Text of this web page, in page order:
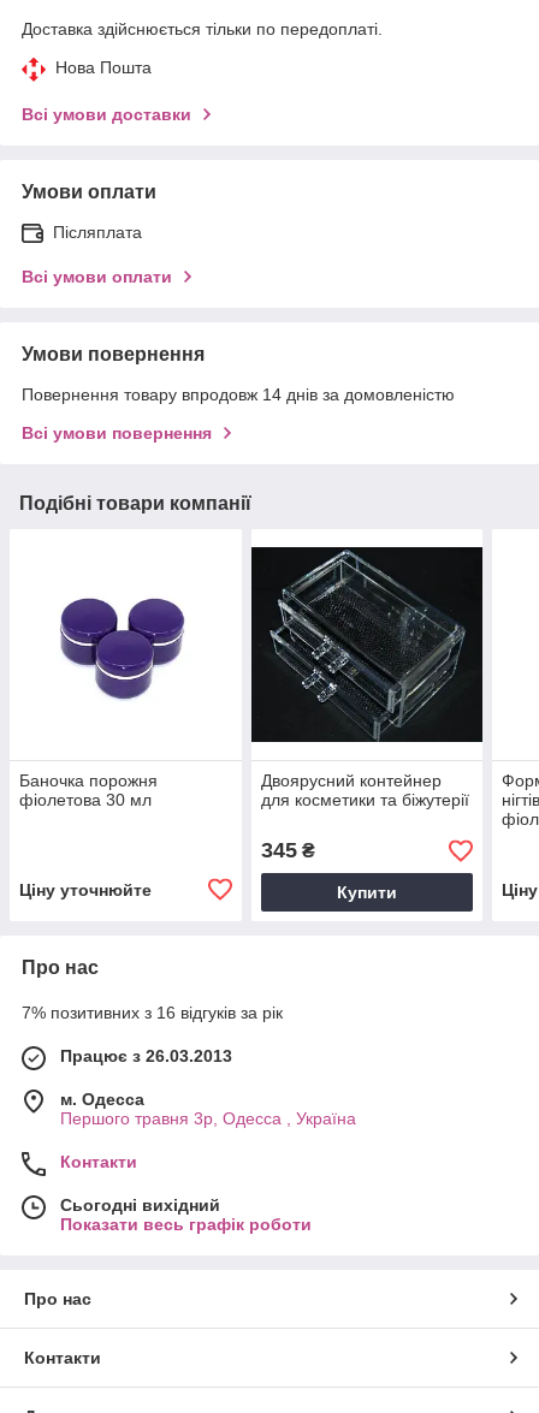
Доставка здійснюється тільки по передоплаті.
Нова Пошта
Всі умови доставки
Умови оплати
Післяплата
Всі умови оплати
Умови повернення
Повернення товару впродовж 14 днів за домовленістю
Всі умови повернення
Подібні товари компанії
Баночка порожня
фіолетова 30 мл
Ціну уточнюйте
Двоярусний контейнер
для косметики та біжутерії
345₴
Купити
Про нас
7% позитивних з 16 відгуків за рік
Працює з 26.03.2013
м. Одесса
Першого травня 3р, Одесса , Україна
Контакти
Сьогодні вихідний
Показати весь графік роботи
Про нас
Контакти